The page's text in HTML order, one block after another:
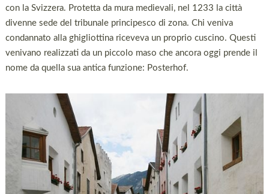
con la Svizzera. Protetta da mura medievali, nel 1233 la città
divenne sede del tribunale principesco di zona. Chi veniva
condannato alla ghigliottina riceveva un proprio cuscino. Questi
venivano realizzati da un piccolo maso che ancora oggi prende il
nome da quella sua antica funzione: Posterhof.